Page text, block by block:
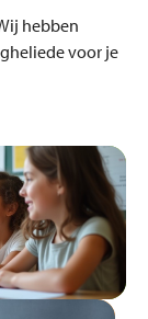
hebben
voor je